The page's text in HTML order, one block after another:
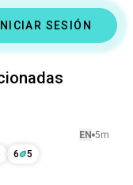
INICIAR SESIÓN
EN 5m
6 5